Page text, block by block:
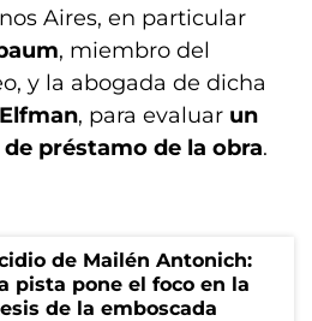
Aires, en particular
, miembro del
y la abogada de dicha
, para evaluar un
préstamo de la obra.
de Mailén Antonich:
pista pone el foco en la
de la emboscada